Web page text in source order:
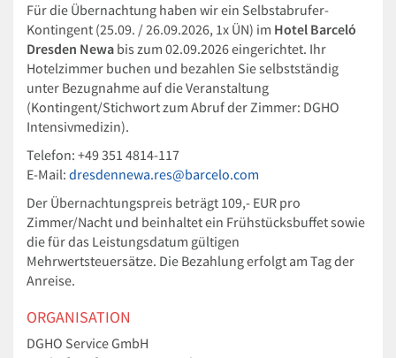
Für die Übernachtung haben wir ein Selbstabrufer-
Kontingent (25.09. / 26.09.2026, 1x ÜN) im Hotel Barceló
Dresden Newa bis zum 02.09.2026 eingerichtet. Ihr
Hotelzimmer buchen und bezahlen Sie selbstständig
unter Bezugnahme auf die Veranstaltung
(Kontingent/Stichwort zum Abruf der Zimmer: DGHO
Intensivmedizin).
Telefon: +49 351 4814-117
E-Mail: dresdennewa.res@barcelo.com
Der Übernachtungspreis beträgt 109,- EUR pro
Zimmer/Nacht und beinhaltet ein Frühstücksbuffet sowie
die für das Leistungsdatum gültigen
Mehrwertsteuersätze. Die Bezahlung erfolgt am Tag der
Anreise.
ORGANISATION
DGHO Service GmbH